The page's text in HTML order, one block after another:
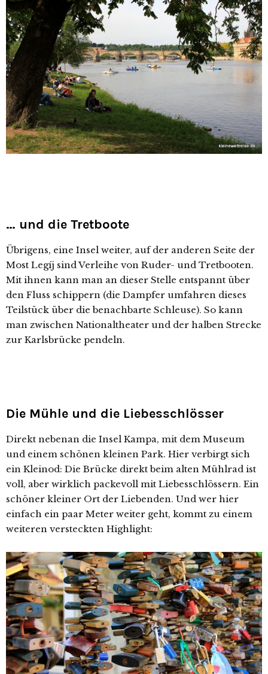
… und die Tretboote
Übrigens, eine Insel weiter, auf der anderen Seite der
Most Legíj sind Verleihe von Ruder- und Tretbooten.
Mit ihnen kann man an dieser Stelle entspannt über
den Fluss schippern (die Dampfer umfahren dieses
Teilstück über die benachbarte Schleuse). So kann
man zwischen Nationaltheater und der halben Strecke
zur Karlsbrücke pendeln.
Die Mühle und die Liebesschlösser
Direkt nebenan die Insel Kampa, mit dem Museum
und einem schönen kleinen Park. Hier verbirgt sich
ein Kleinod: Die Brücke direkt beim alten Mühlrad ist
voll, aber wirklich packevoll mit Liebesschlössern. Ein
schöner kleiner Ort der Liebenden. Und wer hier
einfach ein paar Meter weiter geht, kommt zu einem
weiteren versteckten Highlight: